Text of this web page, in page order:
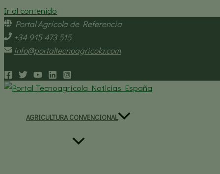
Ir al contenido
Portal Agrícola de Referencia
+34 915 473 515
info@portaltecnoagricola.com
AGRICULTURA CONVENCIONAL